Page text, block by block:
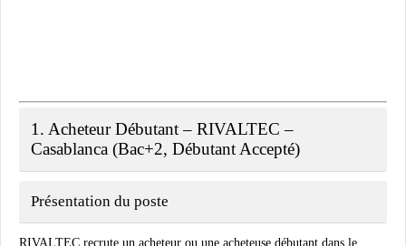
1. Acheteur Débutant – RIVALTEC –
Casablanca (Bac+2, Débutant Accepté)
Présentation du poste
RIVALTEC recrute un acheteur ou une acheteuse débutant dans le